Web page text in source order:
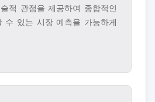
적 관점을 제공하여 종합적인
수 있는 시장 예측을 가능하게